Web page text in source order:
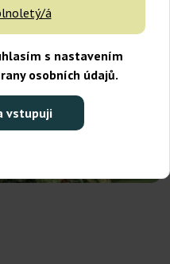
á
s nastavením
osobních údajů.
vstupuji